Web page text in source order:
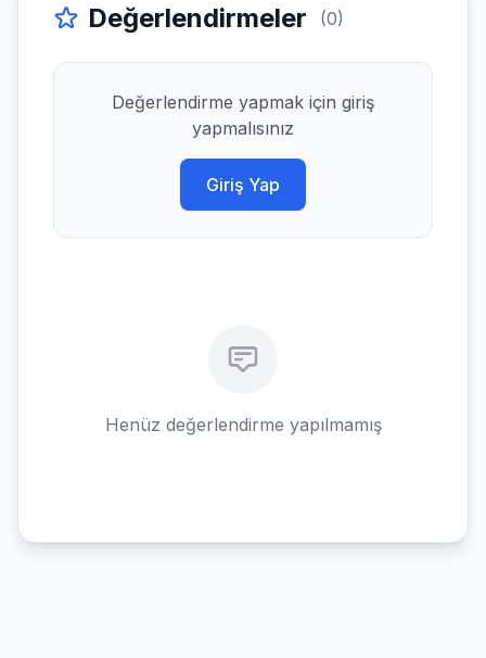
Değerlendirmeler (0)
Değerlendirme yapmak için giriş
yapmalısınız
Giriş Yap
Henüz değerlendirme yapılmamış